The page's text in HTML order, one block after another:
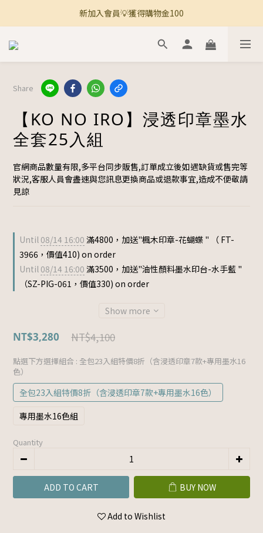
🚚 全館滿800免運 🚚
新加入會員💡獲得購物金100
🚚 全館滿800免運 🚚
Share
【KO NO IRO】浸透印章墨水
全套25入組
官網商品數量有限,多平台同步販售,訂單成立後如遇缺貨或售完等
狀況,客服人員會盡速與您訊息更換商品或退款事宜,造成不便敬請
見諒
Until 08/14 16:00 滿4800，加送"楓木印章-花蝴蝶 " （ FT-
3966，價值410) on order
Until 08/14 16:00 滿3500，加送"油性顏料墨水印台-水手藍 "
（SZ-PIG-061，價值330) on order
Show more
NT$4,100
NT$3,280
點選下方選擇組合 : 全包23入組特價8折（含浸透印章7款+專用墨水16
色）
全包23入組特價8折（含浸透印章7款+專用墨水16色）
專用墨水16色組
Quantity
ADD TO CART BUY NOW
Add to Wishlist